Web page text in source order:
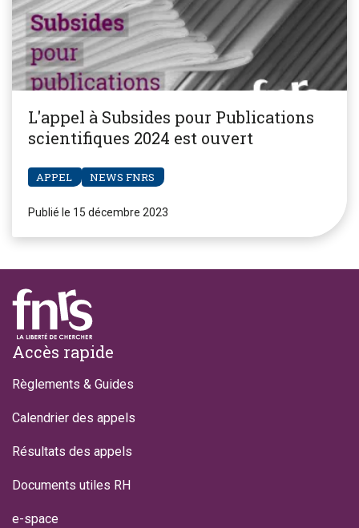
L'appel à Subsides pour Publications
scientifiques 2024 est ouvert
APPEL NEWS FNRS
Publié le 15 décembre 2023
Footer
Accès rapide
Règlements & Guides
Calendrier des appels
Résultats des appels
Documents utiles RH
e-space